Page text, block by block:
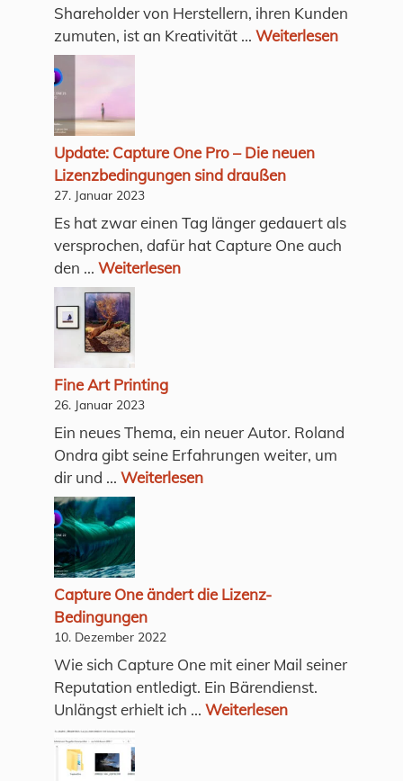
Shareholder von Herstellern, ihren Kunden
zumuten, ist an Kreativität ... Weiterlesen
Update: Capture One Pro – Die neuen
Lizenzbedingungen sind draußen
27. Januar 2023
Es hat zwar einen Tag länger gedauert als
versprochen, dafür hat Capture One auch
den ... Weiterlesen
Fine Art Printing
26. Januar 2023
Ein neues Thema, ein neuer Autor. Roland
Ondra gibt seine Erfahrungen weiter, um
dir und ... Weiterlesen
Capture One ändert die Lizenz-
Bedingungen
10. Dezember 2022
Wie sich Capture One mit einer Mail seiner
Reputation entledigt. Ein Bärendienst.
Unlängst erhielt ich ... Weiterlesen